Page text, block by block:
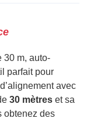
30 m, auto-
parfait pour
avec
30 mètres et sa
obtenez des